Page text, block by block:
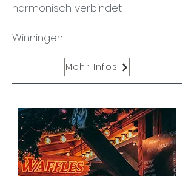
harmonisch verbindet.
Winningen
Mehr Infos